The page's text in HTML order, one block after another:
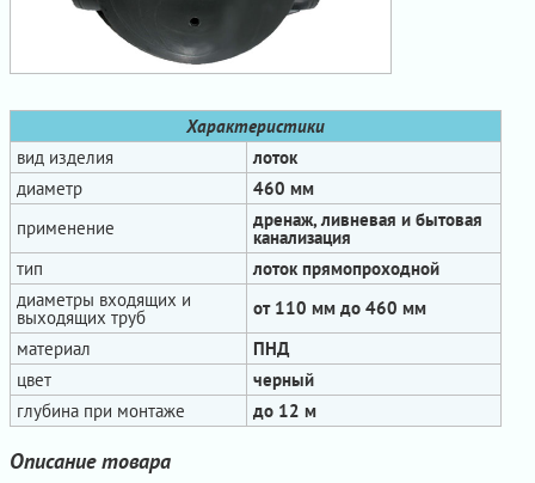
Характеристики
вид изделия
лоток
диаметр
460 мм
применение
дренаж, ливневая и бытовая
канализация
тип
лоток прямопроходной
диаметры входящих и
выходящих труб
от 110 мм до 460 мм
материал
ПНД
цвет
черный
глубина при монтаже
до 12 м
Описание товара